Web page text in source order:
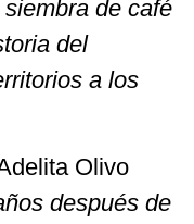
siembra de café
del
a los
Olivo
después de